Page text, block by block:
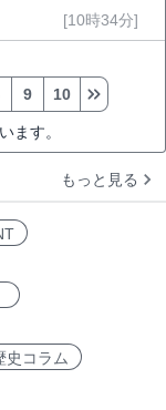
[10時34分]
ます。
9 10
もっと見る
史コラム